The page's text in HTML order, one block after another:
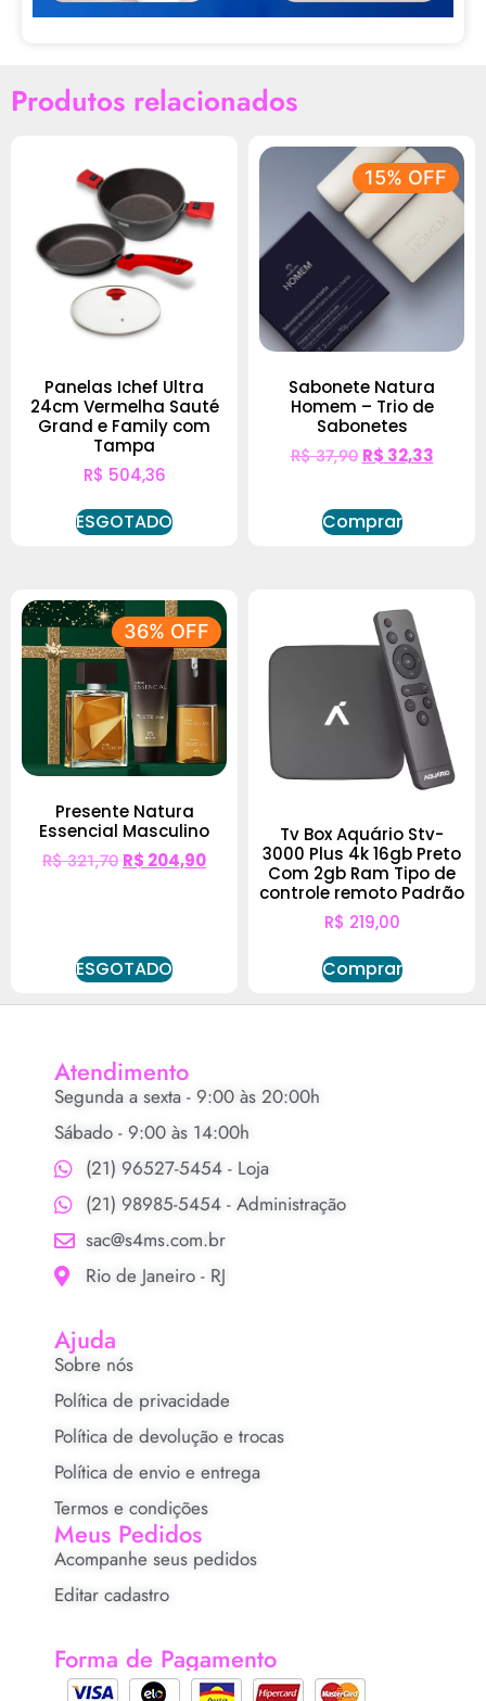
Produtos relacionados
Panelas Ichef Ultra
24cm Vermelha Sauté
Grand e Family com
Tampa
R$ 504,36
ESGOTADO
15% OFF
Sabonete Natura
Homem – Trio de
Sabonetes
R$37,90 R$ 32,33
Comprar
36% OFF
Presente Natura
Essencial Masculino
R$321,70 R$ 204,90
ESGOTADO
Tv Box Aquário Stv-
3000 Plus 4k 16gb Preto
Com 2gb Ram Tipo de
controle remoto Padrão
R$ 219,00
Comprar
Atendimento
Segunda a sexta - 9:00 às 20:00h
Sábado - 9:00 às 14:00h
(21) 96527-5454 - Loja
(21) 98985-5454 - Administração
sac@s4ms.com.br
Rio de Janeiro - RJ
Ajuda
Sobre nós
Política de privacidade
Política de devolução e trocas
Política de envio e entrega
Termos e condições
Meus Pedidos
Acompanhe seus pedidos
Editar cadastro
Forma de Pagamento